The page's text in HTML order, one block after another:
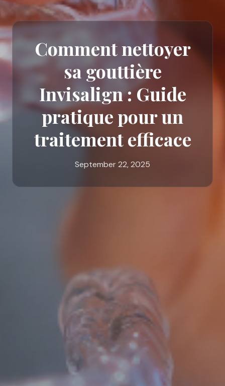
Comment nettoyer
sa gouttière
Invisalign : Guide
pratique pour un
traitement efficace
September 22, 2025